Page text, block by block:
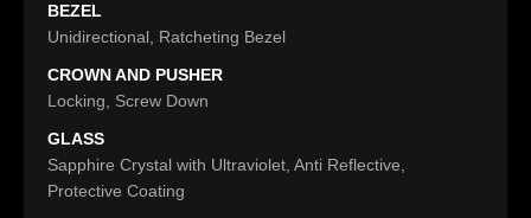
BEZEL
Unidirectional, Ratcheting Bezel
CROWN AND PUSHER
Locking, Screw Down
GLASS
Sapphire Crystal with Ultraviolet, Anti Reflective,
Protective Coating